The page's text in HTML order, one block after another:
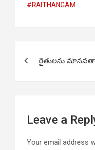
#RAITHANGAM
navigation
రైతులను మానవతా
Leave a
Your email address